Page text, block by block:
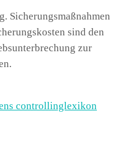
Sicherungsmaßnahmen
sind den
zur
controllinglexikon